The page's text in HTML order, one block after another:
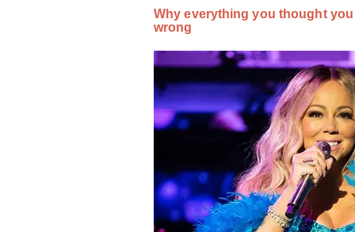
НААКУ як єдина спільнота
відчув на собі, – Євгеній
Видео • НААКУ